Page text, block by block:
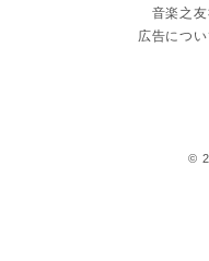
音楽之友
広告につい
©